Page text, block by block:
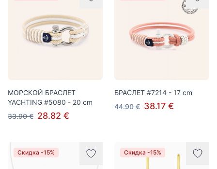
МОРСКОЙ БРАСЛЕТ
YACHTING #5080 - 20 cm
33.90 € 28.82 €
БРАСЛЕТ #7214 - 17 cm
44.90 € 38.17 €
Скидка -15% Скидка -15%